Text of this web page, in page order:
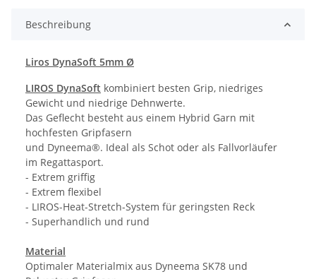
Beschreibung
Liros DynaSoft 5mm Ø
LIROS DynaSoft kombiniert besten Grip, niedriges
Gewicht und niedrige Dehnwerte.
Das Geflecht besteht aus einem Hybrid Garn mit
hochfesten Gripfasern
und Dyneema®. Ideal als Schot oder als Fallvorläufer
im Regattasport.
- Extrem griffig
- Extrem flexibel
- LIROS-Heat-Stretch-System für geringsten Reck
- Superhandlich und rund
Material
Optimaler Materialmix aus Dyneema SK78 und